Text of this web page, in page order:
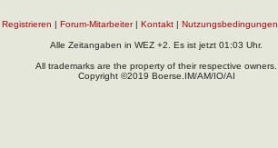
Registrieren Forum-Mitarbeiter| Kontakt Nutzungsbedingungen
Alle Zeitangaben in WEZ +2. Es ist jetzt 01:03 Uhr.
All trademarks are the property of their respective owners.
Copyright ©2019 Boerse.IM/AM/IO/AI